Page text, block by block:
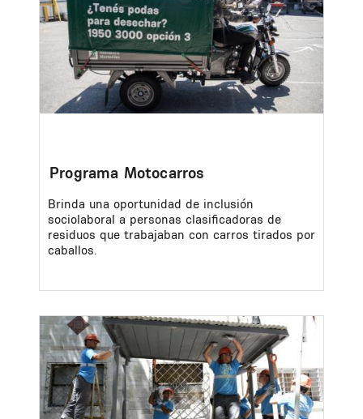
Programa Motocarros
Brinda una oportunidad de inclusión
sociolaboral a personas clasificadoras de
residuos que trabajaban con carros tirados por
caballos.
Image